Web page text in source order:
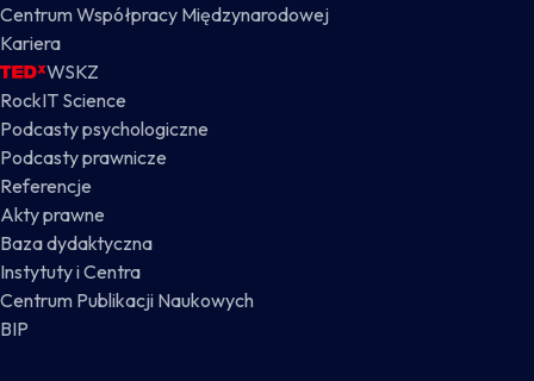
Centrum Współpracy Międzynarodowej
Kariera
WSKZ
RockIT Science
Podcasty psychologiczne
Podcasty prawnicze
Referencje
Akty prawne
Baza dydaktyczna
Instytuty i Centra
Centrum Publikacji Naukowych
BIP